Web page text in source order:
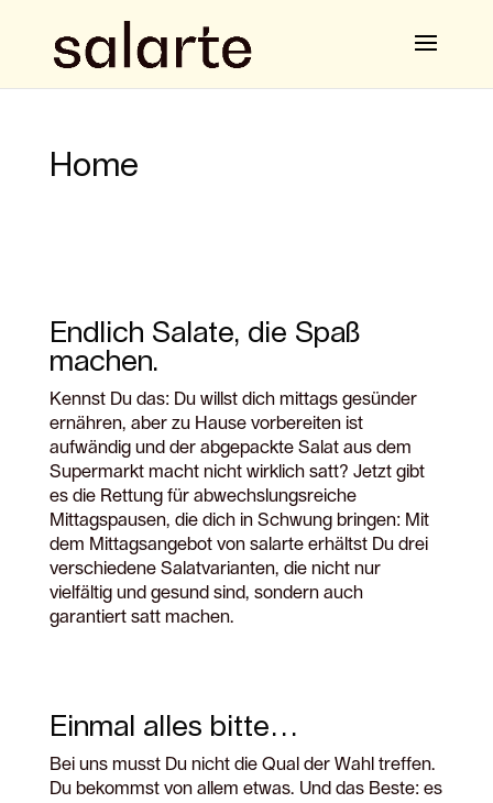
Home
Endlich Salate, die Spaß
machen.
Kennst Du das: Du willst dich mittags gesünder
ernähren, aber zu Hause vorbereiten ist
aufwändig und der abgepackte Salat aus dem
Supermarkt macht nicht wirklich satt? Jetzt gibt
es die Rettung für abwechslungsreiche
Mittagspausen, die dich in Schwung bringen: Mit
dem Mittagsangebot von salarte erhältst Du drei
verschiedene Salatvarianten, die nicht nur
vielfältig und gesund sind, sondern auch
garantiert satt machen.
Einmal alles bitte…
Bei uns musst Du nicht die Qual der Wahl treffen.
Du bekommst von allem etwas. Und das Beste: es